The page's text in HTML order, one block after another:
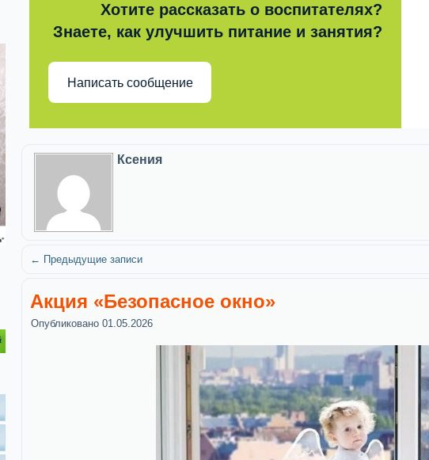
Хотите рассказать о воспитателях?
Знаете, как улучшить питание и занятия?
Написать сообщение
Ксения
← Предыдущие записи
Акция «Безопасное окно»
Опубликовано 01.05.2026